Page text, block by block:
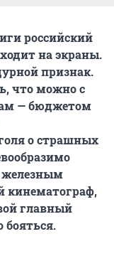
российский
на экраны.
признак.
что можно с
— бюджетом
о страшных
кинематограф,
главный